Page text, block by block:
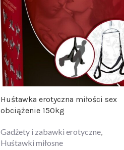
Huśtawka erotyczna miłości sex
obciążenie 150kg
Gadżety i zabawki erotyczne,
Huśtawki miłosne